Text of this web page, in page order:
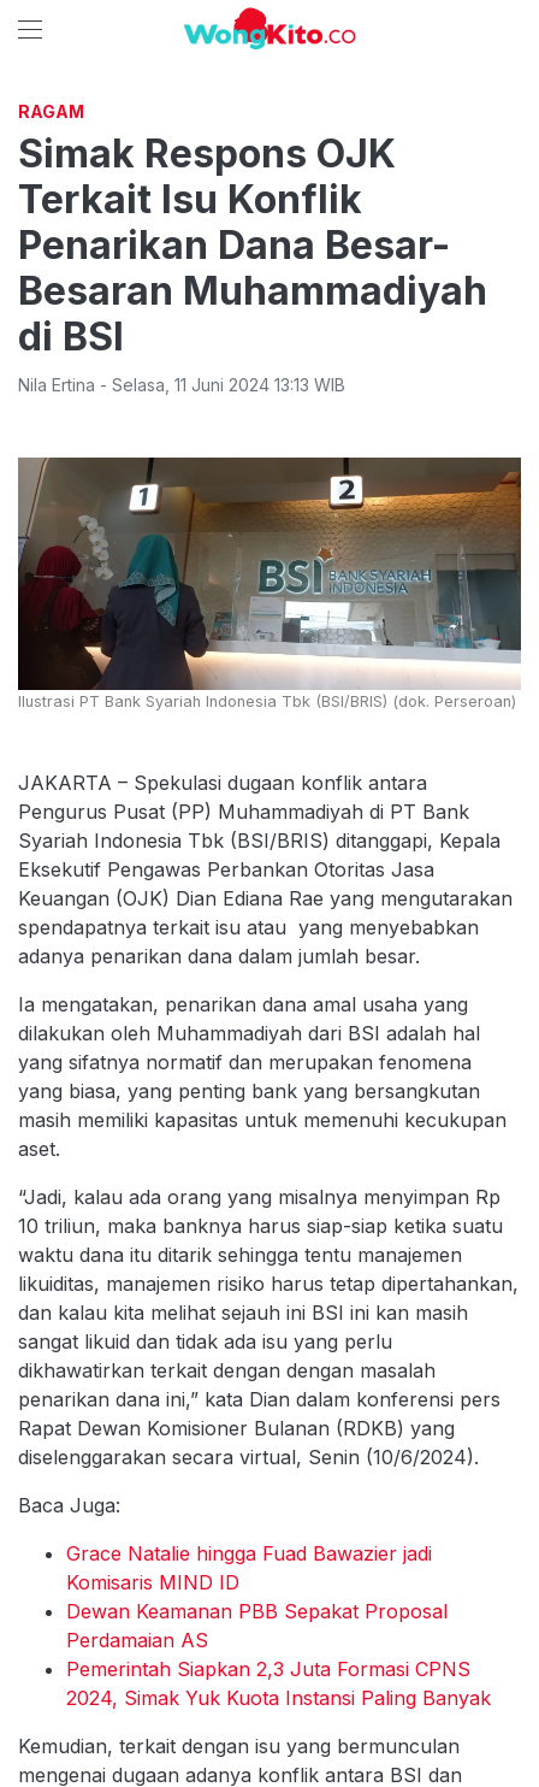
RAGAM
Simak Respons OJK
Terkait Isu Konflik
Penarikan Dana Besar-
Besaran Muhammadiyah
di BSI
Nila Ertina - Selasa 11 Juni 2024 13:13 WIB
Ilustrasi PT Bank Syariah Indonesia Tbk (BSI/BRIS) (dok. Perseroan)
JAKARTA – Spekulasi dugaan konflik antara
Pengurus Pusat (PP) Muhammadiyah di PT Bank
Syariah Indonesia Tbk (BSI/BRIS) ditanggapi, Kepala
Eksekutif Pengawas Perbankan Otoritas Jasa
Keuangan (OJK) Dian Ediana Rae yang mengutarakan
spendapatnya terkait isu atau yang menyebabkan
adanya penarikan dana dalam jumlah besar.
Ia mengatakan, penarikan dana amal usaha yang
dilakukan oleh Muhammadiyah dari BSI adalah hal
yang sifatnya normatif dan merupakan fenomena
yang biasa, yang penting bank yang bersangkutan
masih memiliki kapasitas untuk memenuhi kecukupan
aset.
“Jadi, kalau ada orang yang misalnya menyimpan Rp
10 triliun, maka banknya harus siap-siap ketika suatu
waktu dana itu ditarik sehingga tentu manajemen
likuiditas, manajemen risiko harus tetap dipertahankan,
dan kalau kita melihat sejauh ini BSI ini kan masih
sangat likuid dan tidak ada isu yang perlu
dikhawatirkan terkait dengan dengan masalah
penarikan dana ini,” kata Dian dalam konferensi pers
Rapat Dewan Komisioner Bulanan (RDKB) yang
diselenggarakan secara virtual, Senin (10/6/2024).
Baca Juga:
Grace Natalie hingga Fuad Bawazier jadi
Komisaris MIND ID
Dewan Keamanan PBB Sepakat Proposal
Perdamaian AS
Pemerintah Siapkan 2,3 Juta Formasi CPNS
2024, Simak Yuk Kuota Instansi Paling Banyak
Kemudian, terkait dengan isu yang bermunculan
mengenai dugaan adanya konflik antara BSI dan